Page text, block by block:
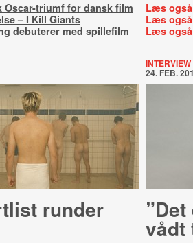
Oscar-triumf for dansk film
– I Kill Giants
debuterer med spillefilm
Læs
Læs
Læs
runder
INTERVIEW
24. FEB.
vådt